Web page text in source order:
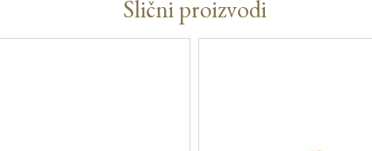
Slični proizvodi